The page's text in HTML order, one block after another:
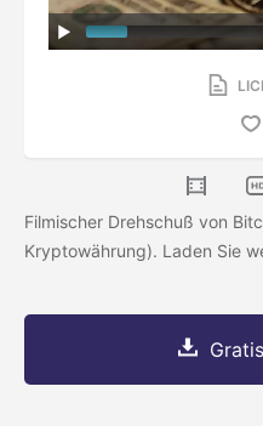
Filmischer Drehschuß von
Kryptowährung). Laden Sie